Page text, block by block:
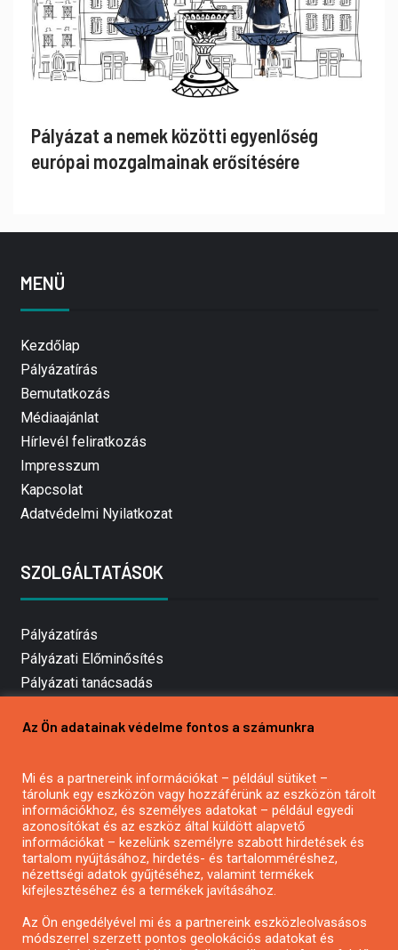
Pályázat a nemek közötti egyenlőség
európai mozgalmainak erősítésére
MENÜ
Kezdőlap
Pályázatírás
Bemutatkozás
Médiaajánlat
Hírlevél feliratkozás
Impresszum
Kapcsolat
Adatvédelmi Nyilatkozat
SZOLGÁLTATÁSOK
Pályázatírás
Pályázati Előminősítés
Pályázati tanácsadás
Mezőgazdasági pályázatírás
Pályázatírás civil szervezeteknek
Pályázatírás önkormányzatoknak
Pályázatfigyelés
Specifikus pályázatfigyelés vagy hírlevél
Az Ön adatainak védelme fontos a számunkra
Mi és a partnereink információkat – például sütiket –
tárolunk egy eszközön vagy hozzáférünk az eszközön tárolt
információkhoz, és személyes adatokat – például egyedi
azonosítókat és az eszköz által küldött alapvető
információkat – kezelünk személyre szabott hirdetések és
tartalom nyújtásához, hirdetés- és tartalomméréshez,
nézettségi adatok gyűjtéséhez, valamint termékek
kifejlesztéséhez és a termékek javításához.
Az Ön engedélyével mi és a partnereink eszközleolvasásos
módszerrel szerzett pontos geolokációs adatokat és